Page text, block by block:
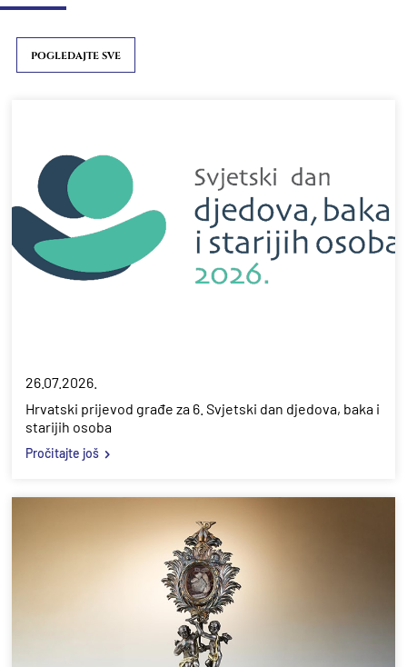
POGLEDAJTE SVE
26.07.2026.
Hrvatski prijevod građe za 6. Svjetski dan djedova, baka i
starijih osoba
Pročitajte još